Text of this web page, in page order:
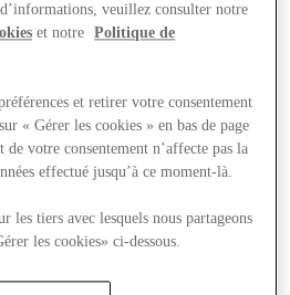
veuillez consulter notre
et notre
Politique de
et retirer votre consentement
« Gérer les cookies » en bas de page
votre consentement n’affecte pas la
effectué jusqu’à ce moment-là.
les tiers avec lesquels nous partageons
les cookies» ci-dessous.